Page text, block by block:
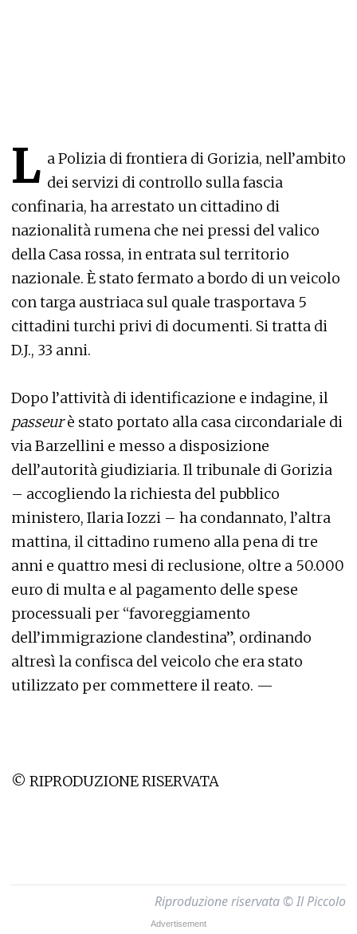
L a Polizia di frontiera di Gorizia, nell’ambito
dei servizi di controllo sulla fascia
confinaria, ha arrestato un cittadino di
nazionalità rumena che nei pressi del valico
della Casa rossa, in entrata sul territorio
nazionale. È stato fermato a bordo di un veicolo
con targa austriaca sul quale trasportava 5
cittadini turchi privi di documenti. Si tratta di
D.J., 33 anni.
Dopo l’attività di identificazione e indagine, il
passeurè stato portato alla casa circondariale di
via Barzellini e messo a disposizione
dell’autorità giudiziaria. Il tribunale di Gorizia
– accogliendo la richiesta del pubblico
ministero, Ilaria Iozzi – ha condannato, l’altra
mattina, il cittadino rumeno alla pena di tre
anni e quattro mesi di reclusione, oltre a 50.000
euro di multa e al pagamento delle spese
processuali per “favoreggiamento
dell’immigrazione clandestina”, ordinando
altresì la confisca del veicolo che era stato
utilizzato per commettere il reato. —
© RIPRODUZIONE RISERVATA
Riproduzione riservata © Il Piccolo